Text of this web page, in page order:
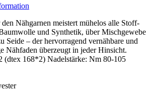
Nähgarnen meistert mühelos alle Stoff-
und Synthetik, über Mischgewebe
Seide – der hervorragend vernähbare und
Nähfaden überzeugt in jeder Hinsicht.
(dtex 168*2) Nadelstärke: Nm 80-105